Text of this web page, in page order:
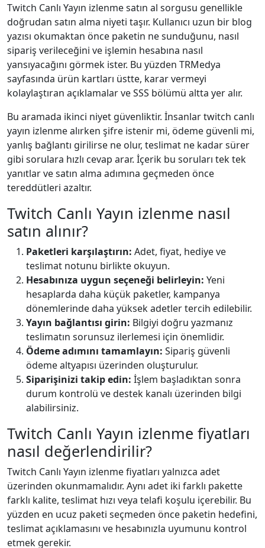
Twitch Canlı Yayın izlenme satın al sorgusu genellikle
doğrudan satın alma niyeti taşır. Kullanıcı uzun bir blog
yazısı okumaktan önce paketin ne sunduğunu, nasıl
sipariş verileceğini ve işlemin hesabına nasıl
yansıyacağını görmek ister. Bu yüzden TRMedya
sayfasında ürün kartları üstte, karar vermeyi
kolaylaştıran açıklamalar ve SSS bölümü altta yer alır.
Bu aramada ikinci niyet güvenliktir. İnsanlar twitch canlı
yayın izlenme alırken şifre istenir mi, ödeme güvenli mi,
yanlış bağlantı girilirse ne olur, teslimat ne kadar sürer
gibi sorulara hızlı cevap arar. İçerik bu soruları tek tek
yanıtlar ve satın alma adımına geçmeden önce
tereddütleri azaltır.
Twitch Canlı Yayın izlenme nasıl
satın alınır?
Paketleri karşılaştırın: Adet, fiyat, hediye ve
teslimat notunu birlikte okuyun.
Hesabınıza uygun seçeneği belirleyin: Yeni
hesaplarda daha küçük paketler, kampanya
dönemlerinde daha yüksek adetler tercih edilebilir.
Yayın bağlantısı girin: Bilgiyi doğru yazmanız
teslimatın sorunsuz ilerlemesi için önemlidir.
Ödeme adımını tamamlayın: Sipariş güvenli
ödeme altyapısı üzerinden oluşturulur.
Siparişinizi takip edin: İşlem başladıktan sonra
durum kontrolü ve destek kanalı üzerinden bilgi
alabilirsiniz.
Twitch Canlı Yayın izlenme fiyatları
nasıl değerlendirilir?
Twitch Canlı Yayın izlenme fiyatları yalnızca adet
üzerinden okunmamalıdır. Aynı adet iki farklı pakette
farklı kalite, teslimat hızı veya telafi koşulu içerebilir. Bu
yüzden en ucuz paketi seçmeden önce paketin hedefini,
teslimat açıklamasını ve hesabınızla uyumunu kontrol
etmek gerekir.